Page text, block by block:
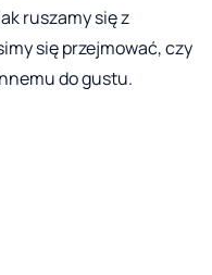
ruszamy się z
się przejmować, czy
do gustu.